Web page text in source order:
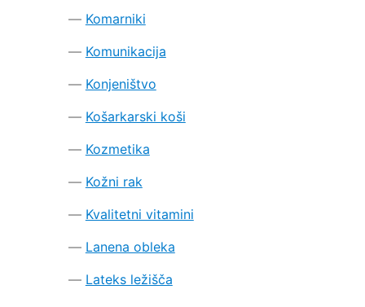
Komarniki
Komunikacija
Konjeništvo
Košarkarski koši
Kozmetika
Kožni rak
Kvalitetni vitamini
Lanena obleka
Lateks ležišča